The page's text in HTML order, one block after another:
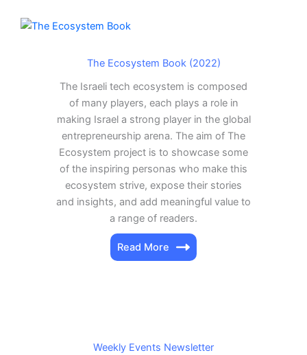
The Ecosystem Book (2022)
The Israeli tech ecosystem is composed
of many players, each plays a role in
making Israel a strong player in the global
entrepreneurship arena. The aim of The
Ecosystem project is to showcase some
of the inspiring personas who make this
ecosystem strive, expose their stories
and insights, and add meaningful value to
a range of readers.
Read More
Weekly Events Newsletter